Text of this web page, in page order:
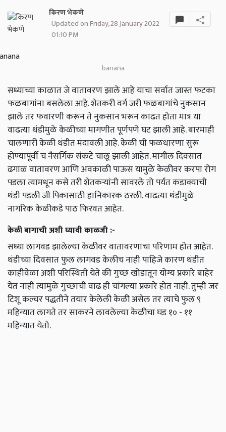
किरण भेकणे
Updated on Friday, 28 January 2022
01:10 PM
banana
सध्याच्या काळात जे वातावरण झाले आहे याचा सर्वात जास्त फटका
फळबागांना बसलेला आहे. शेतकरी वर्ग जरी फळबागांचे नुकसान
झाले तर फवारणी करून ते नुकसान भरून काढत होता मात्र या
वाढत्या थंडीमुळे केळीच्या मागणीत पूर्णपणे घट झाली आहे. बारमाही
चालणारी केळी थंडीत मंदावली आहे. केळी ची फळधारणा सुरू
होण्यापूर्वी च नैसर्गिक संकटे चालू झाली आहेत. मागील दिवसात
ढगाळ वातावरण आणि अवकाळी पाऊस यामुळे केळीवर करपा रोग
पडला त्यामधून कसे तरी शेतकऱ्यांनी सावरले तो पर्यंत कडाक्याची
थंडी पडली जी पिकासाठी हानिकारक ठरली. वाढत्या थंडीमुळे
नागरिक केळीकडे पाठ फिरवत आहेत.
केळी बागाची अशी घ्यावी काळजी :-
सध्या लागवड झालेल्या केळीवर वातावरणाचा परिणाम होत आहेत.
थंडीच्या दिवसात फुल लागवड केलीच नाही पाहिजे कारण थंडीत
काहीवेळा अशी परिस्थिती येते की गुच्छ खोडातून योग्य प्रकारे बाहेर
येत नाही त्यामुळे गुच्छाची वाढ ही चांगल्या प्रकारे होत नाही. तुम्ही जर
टिशू कल्चर पद्धतीने तयार केलेली केळी असेल तर त्याचे फुल ९
महिन्यात लागते तर साकरने लावलेल्या केळीचा घड १० - ११
महिन्यात येतो.